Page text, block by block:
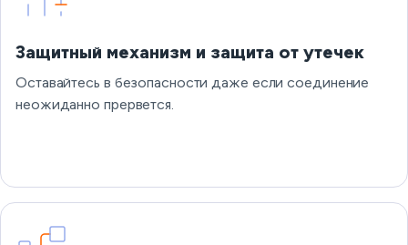
Защитный механизм и защита от утечек
Оставайтесь в безопасности даже если соединение
неожиданно прервется.